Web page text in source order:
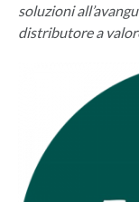
soluzioni
distributore a